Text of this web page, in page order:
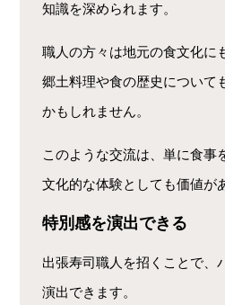
知識を深められます。
職人の方々は地元の食文化に
郷土料理や食の歴史について
かもしれません。
このような交流は、単に食事
文化的な体験としても価値が
特別感を演出できる
出張寿司職人を招くことで、
演出できます。